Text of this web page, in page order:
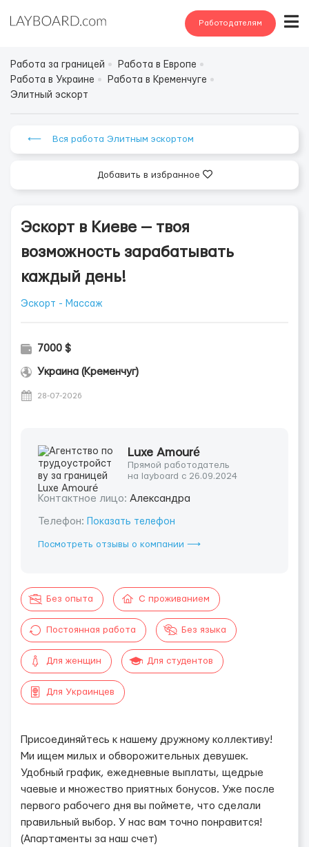
Работодателям
Работа за границей
Работа в Европе
Работа в Украине
Работа в Кременчуге
Элитный эскорт
⟵ Вся работа Элитным эскортом
Добавить в избранное
Эскорт в Киеве — твоя
возможность зарабатывать
каждый день!
Эскорт - Массаж
7000 $
Украина (Кременчуг)
28-07-2026
Luxe Amouré
Прямой работодатель
на layboard с 26.09.2024
Контактное лицо: Александра
Телефон: Показать телефон
Посмотреть отзывы о компании ⟶
Без опыта С проживанием
Постоянная работа Без языка
Для женщин Для студентов
Для Украинцев
Присоединяйтесь к нашему дружному коллективу!
Ми ищем милых и обворожительных девушек.
Удобный график, ежедневные выплаты, щедрые
чаевые и множество приятных бонусов. Уже после
первого рабочего дня вы поймете, что сделали
правильный выбор. У нас вам точно понравится!
(Апартаменты за наш счет)